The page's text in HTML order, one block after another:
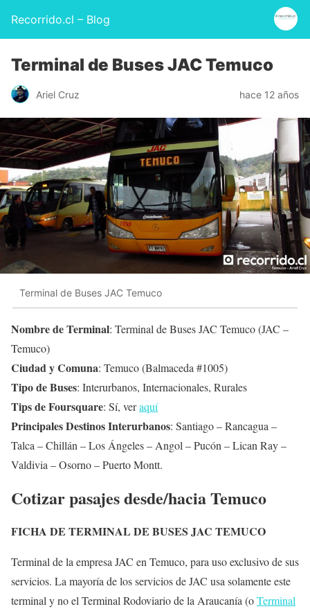
Recorrido.cl – Blog
Terminal de Buses JAC Temuco
Ariel Cruz hace 12 años
Terminal de Buses JAC Temuco
Nombre de Terminal: Terminal de Buses JAC Temuco (JAC –
Temuco)
Ciudad y Comuna: Temuco (Balmaceda #1005)
Tipo de Buses: Interurbanos, Internacionales, Rurales
Tips de Foursquare: Sí, veraquí
Principales Destinos Interurbanos: Santiago – Rancagua –
Talca – Chillán – Los Ángeles – Angol – Pucón – Lican Ray –
Valdivia – Osorno – Puerto Montt.
Cotizar pasajes desde/hacia Temuco
FICHA DE TERMINAL DE BUSES JAC TEMUCO
Terminal de la empresa JAC en Temuco, para uso exclusivo de sus
servicios. La mayoría de los servicios de JAC usa solamente este
terminal y no el Terminal Rodoviario de la Araucanía (oTerminal